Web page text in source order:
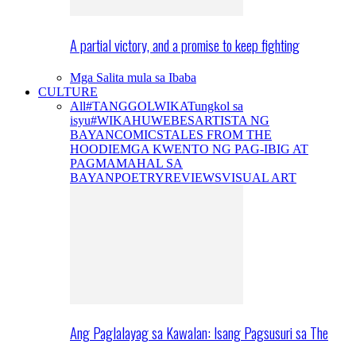
A partial victory, and a promise to keep fighting
Mga Salita mula sa Ibaba
CULTURE
All#TANGGOLWIKATungkol sa
isyu#WIKAHUWEBESARTISTA NG
BAYANCOMICSTALES FROM THE
HOODIEMGA KWENTO NG PAG-IBIG AT
PAGMAMAHAL SA
BAYANPOETRYREVIEWSVISUAL ART
Ang Paglalayag sa Kawalan: Isang Pagsusuri sa The